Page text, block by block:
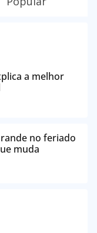
a melhor
no feriado
muda